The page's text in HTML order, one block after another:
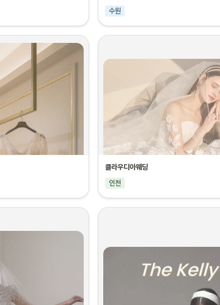
수원
클라우디아웨딩
인천